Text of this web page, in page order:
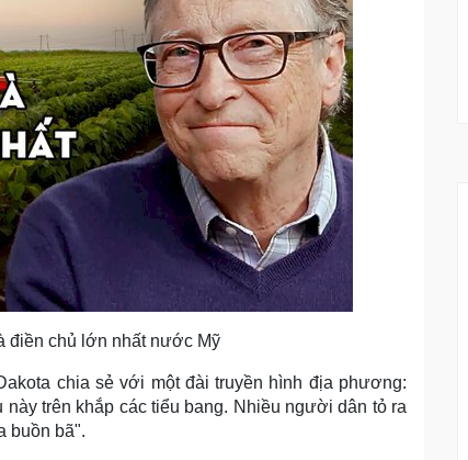
điền chủ lớn nhất nước Mỹ
chia sẻ với một đài truyền hình địa phương:
trên khắp các tiểu bang. Nhiều người dân tỏ ra
buồn bã".